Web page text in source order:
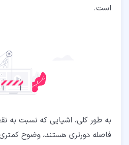
است.
به طور کلی، اشیایی که نسبت به
فاصله دورتری هستند، وضوح کمتری